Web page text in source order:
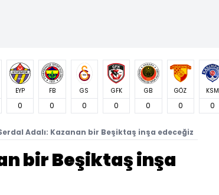
EYP
0
FB
0
GS
0
GFK
0
GB
0
GÖZ
0
KSM
0
Adalı: Kazanan bir Beşiktaş inşa edeceğiz
bir Beşiktaş inşa